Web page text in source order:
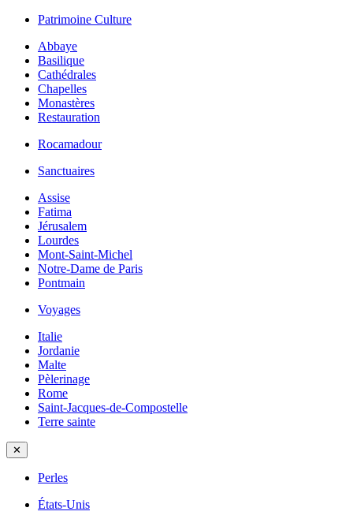
Patrimoine Culture
Abbaye
Basilique
Cathédrales
Chapelles
Monastères
Restauration
Rocamadour
Sanctuaires
Assise
Fatima
Jérusalem
Lourdes
Mont-Saint-Michel
Notre-Dame de Paris
Pontmain
Voyages
Italie
Jordanie
Malte
Pèlerinage
Rome
Saint-Jacques-de-Compostelle
Terre sainte
✕
Perles
États-Unis